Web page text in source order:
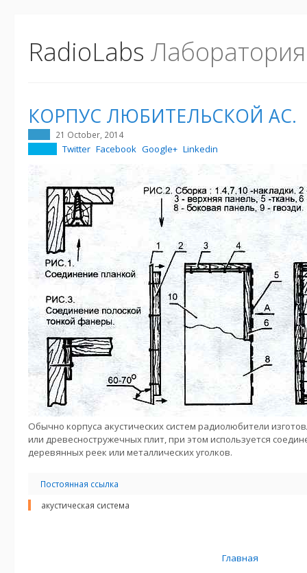
RadioLabs
КОРПУС ЛЮБИТЕЛЬСКОЙ АС.
21 October, 2014
Twitter Facebook Google+ Linkedin
Обычно корпуса акустических систем радиолюбители
или древесностружечных плит, при этом используется
деревянных реек или металлических уголков.
Постоянная ссылка
акустическая система
Главная